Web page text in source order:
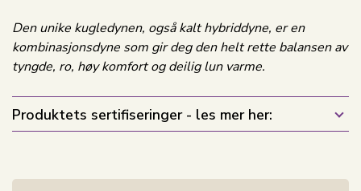
Den unike kugledynen, også kalt hybriddyne, er en
kombinasjonsdyne som gir deg den helt rette balansen av
tyngde, ro, høy komfort og deilig lun varme.
Produktets sertifiseringer - les mer her: